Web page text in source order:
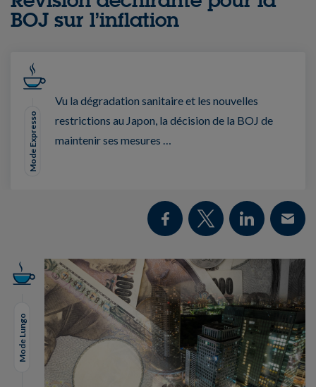
BOJ sur l’inflation
Mode Expresso
Vu la dégradation sanitaire et les nouvelles
restrictions au Japon, la décision de la BOJ de
maintenir ses mesures …
Mode Lungo